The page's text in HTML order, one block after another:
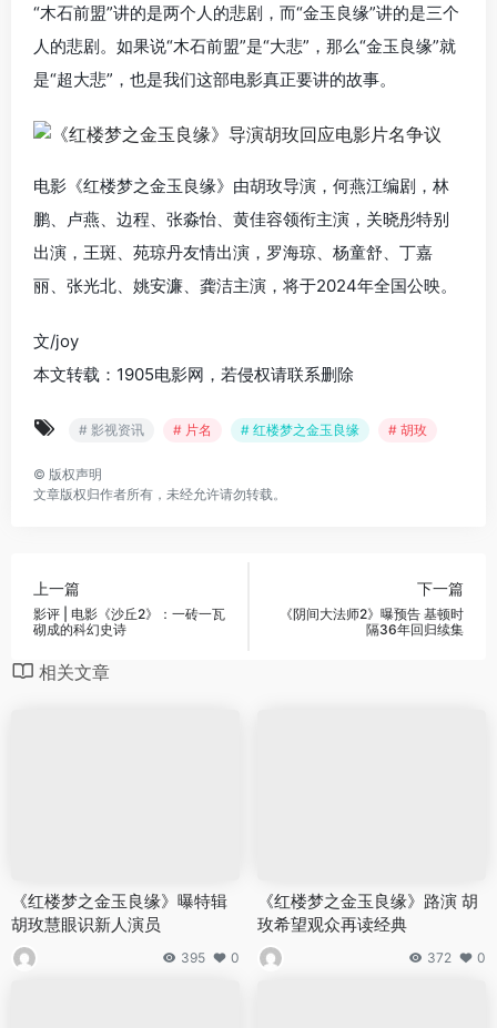
“木石前盟”讲的是两个人的悲剧，而“金玉良缘”讲的是三个
人的悲剧。如果说“木石前盟”是“大悲”，那么“金玉良缘”就
是“超大悲”，也是我们这部电影真正要讲的故事。
电影《红楼梦之金玉良缘》由胡玫导演，何燕江编剧，林
鹏、卢燕、边程、张淼怡、黄佳容领衔主演，关晓彤特别
出演，王斑、苑琼丹友情出演，罗海琼、杨童舒、丁嘉
丽、张光北、姚安濂、龚洁主演，将于2024年全国公映。
文/joy
本文转载：1905电影网，若侵权请联系删除
# 影视资讯 # 片名 # 红楼梦之金玉良缘 # 胡玫
© 版权声明
文章版权归作者所有，未经允许请勿转载。
上一篇
影评 | 电影《沙丘2》：一砖一瓦
砌成的科幻史诗
下一篇
《阴间大法师2》曝预告 基顿时
隔36年回归续集
相关文章
《红楼梦之金玉良缘》曝特辑
胡玫慧眼识新人演员
395 0
《红楼梦之金玉良缘》路演 胡
玫希望观众再读经典
372 0